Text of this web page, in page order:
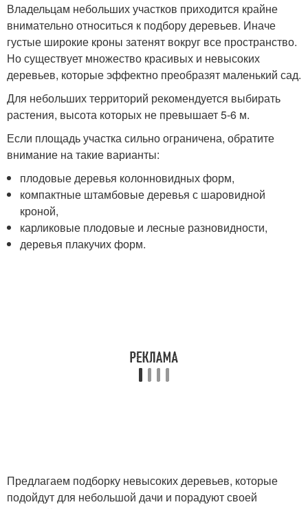
Владельцам небольших участков приходится крайне
внимательно относиться к подбору деревьев. Иначе
густые широкие кроны затенят вокруг все пространство.
Но существует множество красивых и невысоких
деревьев, которые эффектно преобразят маленький сад.
Для небольших территорий рекомендуется выбирать
растения, высота которых не превышает 5-6 м.
Если площадь участка сильно ограничена, обратите
внимание на такие варианты:
плодовые деревья колонновидных форм,
компактные штамбовые деревья с шаровидной
кроной,
карликовые плодовые и лесные разновидности,
деревья плакучих форм.
Предлагаем подборку невысоких деревьев, которые
подойдут для небольшой дачи и порадуют своей